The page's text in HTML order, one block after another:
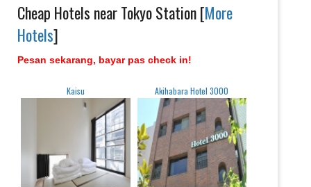
Cheap Hotels near Tokyo Station [More
Hotels]
Pesan sekarang, bayar pas check in!
Kaisu Akihabara Hotel 3000